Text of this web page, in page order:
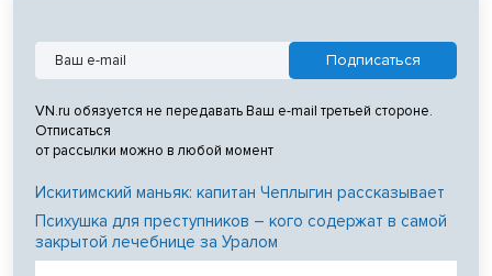
VN.ru обязуется не передавать Ваш e-mail третьей стороне.
Отписаться
от рассылки можно в любой момент
Искитимский маньяк: капитан Чеплыгин рассказывает
Психушка для преступников – кого содержат в самой
закрытой лечебнице за Уралом